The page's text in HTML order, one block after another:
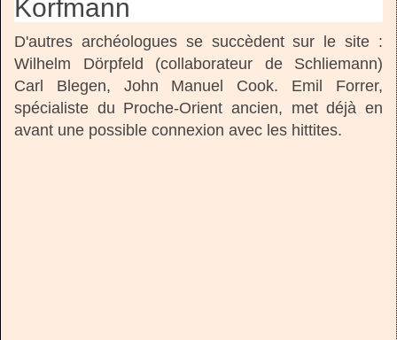
Korfmann
D'autres archéologues se succèdent sur le site :
Wilhelm Dörpfeld (collaborateur de Schliemann)
Carl Blegen, John Manuel Cook. Emil Forrer,
spécialiste du Proche-Orient ancien, met déjà en
avant une possible connexion avec les hittites.